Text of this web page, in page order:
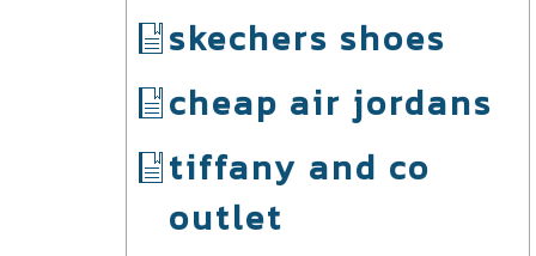
skechers shoes
cheap air jordans
tiffany and co
outlet